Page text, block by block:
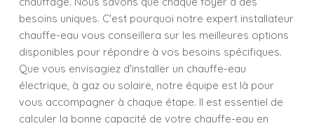
besoins uniques. C'est pourquoi notre expert installateur
chauffe-eau vous conseillera sur les meilleures options
disponibles pour répondre à vos besoins spécifiques.
Que vous envisagiez d'installer un chauffe-eau
électrique, à gaz ou solaire, notre équipe est là pour
vous accompagner à chaque étape. Il est essentiel de
calculer la bonne capacité de votre chauffe-eau en